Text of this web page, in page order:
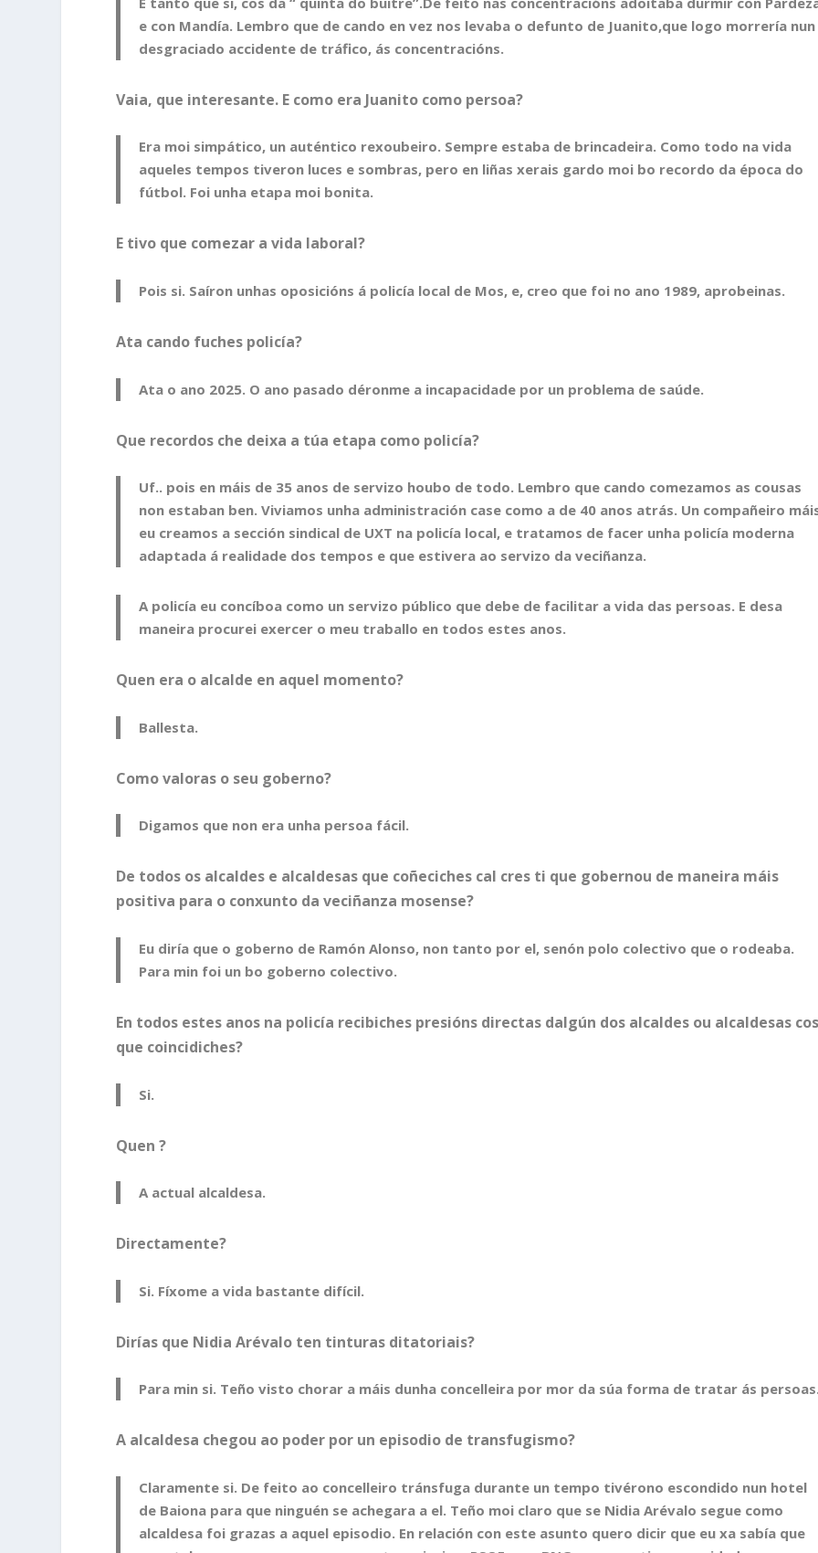
e con Mandía. Lembro que de cando en vez nos levaba o defunto de Juanito,que logo morrería nun
desgraciado accidente de tráfico, ás concentracións.
Vaia, que interesante. E como era Juanito como persoa?
Era moi simpático, un auténtico rexoubeiro. Sempre estaba de brincadeira. Como todo na vida
aqueles tempos tiveron luces e sombras, pero en liñas xerais gardo moi bo recordo da época do
fútbol. Foi unha etapa moi bonita.
E tivo que comezar a vida laboral?
Pois si. Saíron unhas oposicións á policía local de Mos, e, creo que foi no ano 1989, aprobeinas.
Ata cando fuches policía?
Ata o ano 2025. O ano pasado déronme a incapacidade por un problema de saúde.
Que recordos che deixa a túa etapa como policía?
Uf.. pois en máis de 35 anos de servizo houbo de todo. Lembro que cando comezamos as cousas
non estaban ben. Viviamos unha administración case como a de 40 anos atrás. Un compañeiro
eu creamos a sección sindical de UXT na policía local, e tratamos de facer unha policía moderna
adaptada á realidade dos tempos e que estivera ao servizo da veciñanza.
A policía eu concíboa como un servizo público que debe de facilitar a vida das persoas. E desa
maneira procurei exercer o meu traballo en todos estes anos.
Quen era o alcalde en aquel momento?
Ballesta.
Como valoras o seu goberno?
Digamos que non era unha persoa fácil.
De todos os alcaldes e alcaldesas que coñeciches cal cres ti que gobernou de maneira máis
positiva para o conxunto da veciñanza mosense?
Eu diría que o goberno de Ramón Alonso, non tanto por el, senón polo colectivo que o rodeaba.
Para min foi un bo goberno colectivo.
En todos estes anos na policía recibiches presións directas dalgún dos alcaldes ou alcaldesas
que coincidiches?
Si.
Quen ?
A actual alcaldesa.
Directamente?
Si. Fíxome a vida bastante difícil.
Dirías que Nidia Arévalo ten tinturas ditatoriais?
Para min si. Teño visto chorar a máis dunha concelleira por mor da súa forma de tratar ás
A alcaldesa chegou ao poder por un episodio de transfugismo?
Claramente si. De feito ao concelleiro tránsfuga durante un tempo tivérono escondido nun hotel
de Baiona para que ninguén se achegara a el. Teño moi claro que se Nidia Arévalo segue como
alcaldesa foi grazas a aquel episodio. En relación con este asunto quero dicir que eu xa sabía que